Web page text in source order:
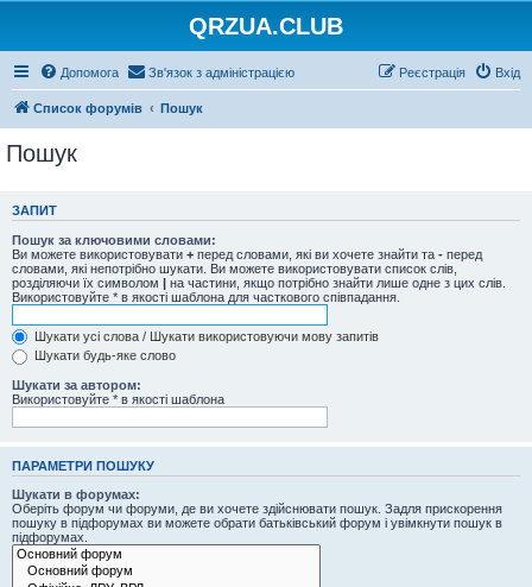
QRZUA.CLUB
Допомога Зв'язок з адміністрацією Вхід
Реєстрація
Список форумів Пошук
Пошук
ЗАПИТ
Пошук за ключовими словами:
Ви можете використовувати + перед словами, які ви хочете знайти та - перед
словами, які непотрібно шукати. Ви можете використовувати список слів,
розділяючи їх символом | на частини, якщо потрібно знайти лише одне з цих слів.
Використовуйте * в якості шаблона для часткового співпадання.
Шукати усі слова / Шукати використовуючи мову запитів
Шукати будь-яке слово
Шукати за автором:
Використовуйте * в якості шаблона
ПАРАМЕТРИ ПОШУКУ
Шукати в форумах:
Оберіть форум чи форуми, де ви хочете здійснювати пошук. Задля прискорення
пошуку в підфорумах ви можете обрати батьківський форум і увімкнути пошук в
підфорумах.